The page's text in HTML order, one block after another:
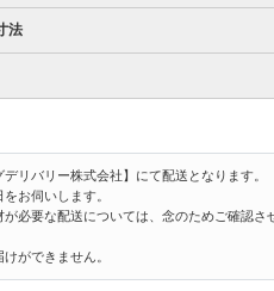
法
リバリー株式会社】にて配送となります。
お伺いします。
必要な配送については、念のためご確認
ができません。